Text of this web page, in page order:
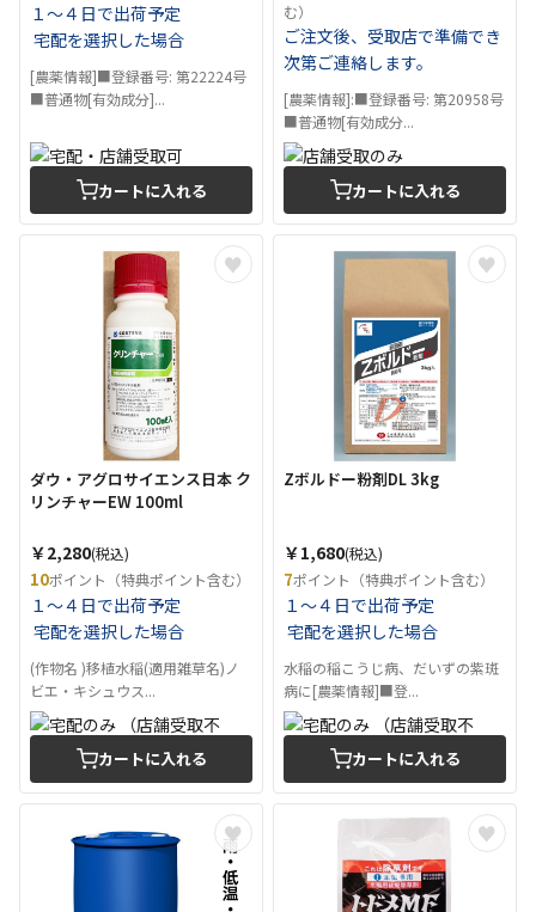
１～４日で出荷予定
宅配を選択した場合
[農薬情報]■登録番号: 第22224号
■普通物[有効成分]...
カートに入れる
む）
ご注文後、受取店で準備でき
次第ご連絡します。
[農薬情報]:■登録番号: 第20958号
■普通物[有効成分...
カートに入れる
ダウ・アグロサイエンス日本 ク
リンチャーEW 100ml
￥2,280(税込)
10ポイント（特典ポイント含む）
１～４日で出荷予定
宅配を選択した場合
(作物名 )移植水稲(適用雑草名)ノ
ビエ・キシュウス...
カートに入れる
Zボルドー粉剤DL 3kg
￥1,680(税込)
7ポイント（特典ポイント含む）
１～４日で出荷予定
宅配を選択した場合
水稲の稲こうじ病、だいずの紫斑
病に[農薬情報]■登...
カートに入れる